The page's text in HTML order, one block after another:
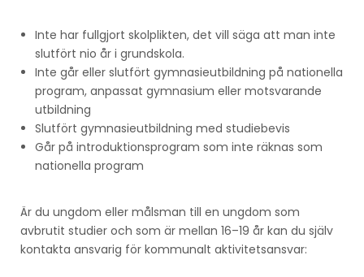
Inte har fullgjort skolplikten, det vill säga att man inte
slutfört nio år i grundskola.
Inte går eller slutfört gymnasieutbildning på nationella
program, anpassat gymnasium eller motsvarande
utbildning
Slutfört gymnasieutbildning med studiebevis
Går på introduktionsprogram som inte räknas som
nationella program
Är du ungdom eller målsman till en ungdom som
avbrutit studier och som är mellan 16–19 år kan du själv
kontakta ansvarig för kommunalt aktivitetsansvar: